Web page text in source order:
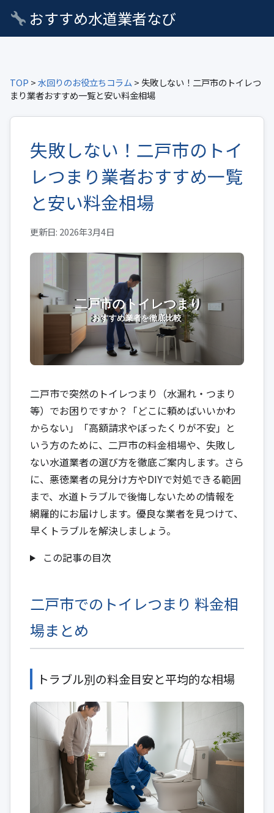
おすすめ水道業者なび
TOP >水回りのお役立ちコラム > 失敗しない！二戸市のトイレつ
まり業者おすすめ一覧と安い料金相場
失敗しない！二戸市のトイ
レつまり業者おすすめ一覧
と安い料金相場
更新日: 2026年3月4日
二戸市で突然のトイレつまり（水漏れ・つまり
等）でお困りですか？「どこに頼めばいいかわ
からない」「高額請求やぼったくりが不安」と
いう方のために、二戸市の料金相場や、失敗し
ない水道業者の選び方を徹底ご案内します。さら
に、悪徳業者の見分け方やDIYで対処できる範囲
まで、水道トラブルで後悔しないための情報を
網羅的にお届けします。優良な業者を見つけて、
早くトラブルを解決しましょう。
この記事の目次
二戸市でのトイレつまり 料金相
場まとめ
トラブル別の料金目安と平均的な相場